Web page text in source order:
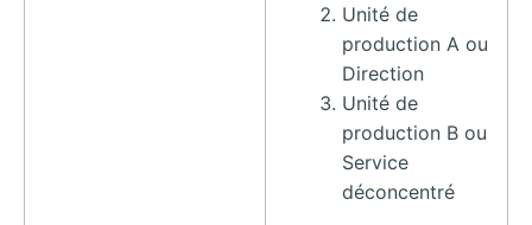
Unité de
production A ou
Direction
Unité de
production B ou
Service
déconcentré